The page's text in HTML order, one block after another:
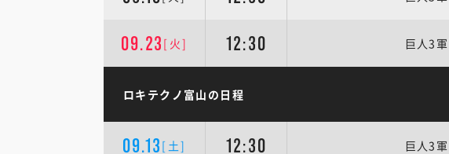
09.23 [火] 12:30 巨人3軍
ロキテクノ富山の日程
09.13 [土] 12:30 巨人3軍